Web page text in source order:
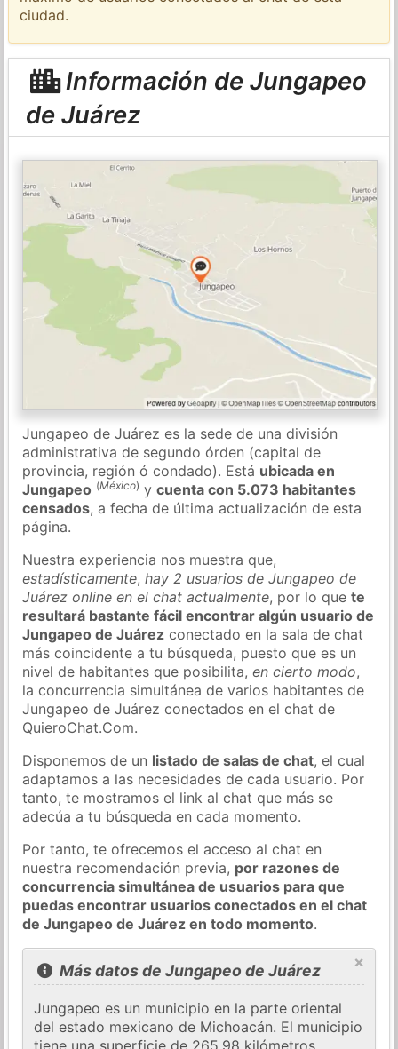
ciudad.
Información de Jungapeo
de Juárez
Jungapeo de Juárez es la sede de una división
administrativa de segundo órden (capital de
provincia, región ó condado). Está ubicada en
Jungapeo (México) ycuenta con 5.073 habitantes
censados, a fecha de última actualización de esta
página.
Nuestra experiencia nos muestra que,
estadísticamente,hay 2 usuarios de Jungapeo de
Juárez online en el chat actualmente, por lo quete
resultará bastante fácil encontrar algún usuario de
Jungapeo de Juárez conectado en la sala de chat
más coincidente a tu búsqueda, puesto que es un
nivel de habitantes que posibilita,en cierto modo,
la concurrencia simultánea de varios habitantes de
Jungapeo de Juárez conectados en el chat de
QuieroChat.Com.
Disponemos de un listado de salas de chat, el cual
adaptamos a las necesidades de cada usuario. Por
tanto, te mostramos el link al chat que más se
adecúa a tu búsqueda en cada momento.
Por tanto, te ofrecemos el acceso al chat en
nuestra recomendación previa, por razones de
concurrencia simultánea de usuarios para que
puedas encontrar usuarios conectados en el chat
de Jungapeo de Juárez en todo momento.
×
Más datos de Jungapeo de Juárez
Jungapeo es un municipio en la parte oriental
del estado mexicano de Michoacán. El municipio